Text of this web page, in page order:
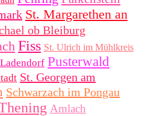
St. Margarethen an
ob Bleiburg
Fiss St. Ulrich im Mühlkreis
Ladendorf Pusterwald
St. Georgen am
Schwarzach im Pongau
Amlach